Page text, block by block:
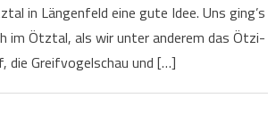
in Längenfeld eine gute Idee. Uns ging’s
im Ötztal, als wir unter anderem das Ötzi-
die Greifvogelschau und […]